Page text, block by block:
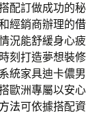
配訂做成功的秘
經銷商辦理的借
況能舒緩身心疲
刻打造夢想裝修
統家具迪卡儂男
歐洲專屬以安心
法可依據搭配資